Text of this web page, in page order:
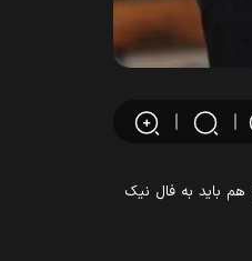
هم باید به فال نیک